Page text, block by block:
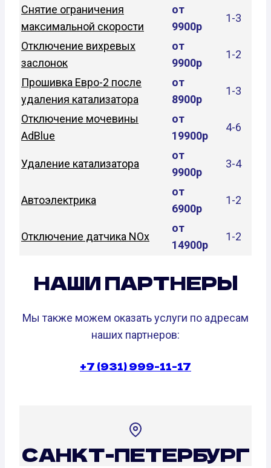
Снятие ограничения
максимальной скорости
от
9900р
1-3
Отключение вихревых
заслонок
от
9900р
1-2
Прошивка Евро-2 после
удаления катализатора
от
8900р
1-3
Отключение мочевины
AdBlue
от
19900р
4-6
Удаление катализатора
от
9900р
3-4
Автоэлектрика
от
6900р
1-2
Отключение датчика NOx
от
14900р
1-2
НАШИ ПАРТНЕРЫ
Мы также можем оказать услуги по адресам
наших партнеров:
+7 (931) 999-11-17
САНКТ-ПЕТЕРБУРГ